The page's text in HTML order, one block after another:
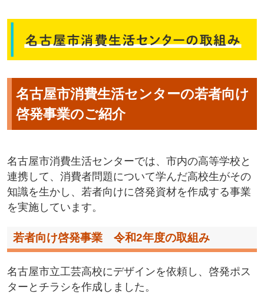
名古屋市消費生活センターの若者向け
啓発事業のご紹介
名古屋市消費生活センターでは、市内の高等学校と
連携して、消費者問題について学んだ高校生がその
知識を生かし、若者向けに啓発資材を作成する事業
を実施しています。
若者向け啓発事業 令和2年度の取組み
名古屋市立工芸高校にデザインを依頼し、啓発ポス
ターとチラシを作成しました。